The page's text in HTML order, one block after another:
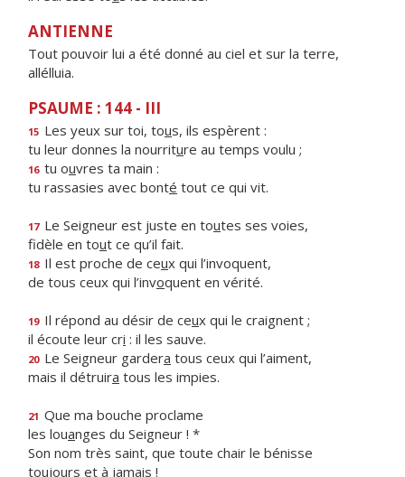
ANTIENNE
Tout pouvoir lui a été donné au ciel et sur la terre,
allélluia.
PSAUME : 144 - III
15 Les yeux sur toi, tous, ils espèrent :
tu leur donnes la nourriture au temps voulu ;
16 tu ouvres ta main :
tu rassasies avec bonté tout ce qui vit.
17 Le Seigneur est juste en toutes ses voies,
fidèle en tout ce qu’il fait.
18 Il est proche de ceux qui l’invoquent,
de tous ceux qui l’invoquent en vérité.
19 Il répond au désir de ceux qui le craignent ;
il écoute leur cri : il les sauve.
20 Le Seigneur gardera tous ceux qui l’aiment,
mais il détruira tous les impies.
21 Que ma bouche proclame
les louanges du Seigneur ! *
Son nom très saint, que toute chair le bénisse
toujours et à jamais !